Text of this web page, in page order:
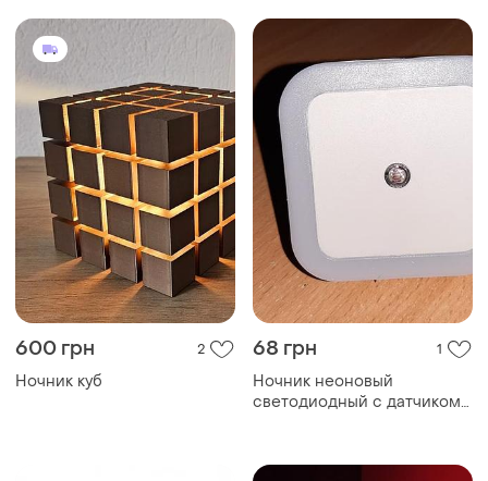
600 грн 2
Ночник куб
68 грн 1
Ночник неоновый
светодиодный с датчиком